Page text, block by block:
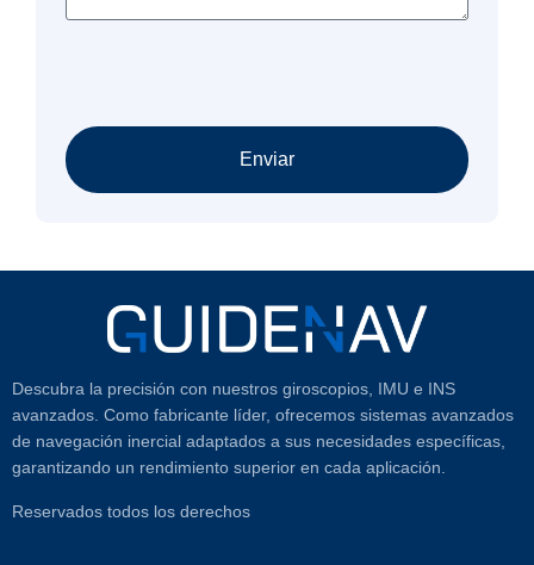
Enviar
Descubra la precisión con nuestros giroscopios, IMU e INS
avanzados. Como fabricante líder, ofrecemos sistemas avanzados
de navegación inercial adaptados a sus necesidades específicas,
garantizando un rendimiento superior en cada aplicación.
Reservados todos los derechos